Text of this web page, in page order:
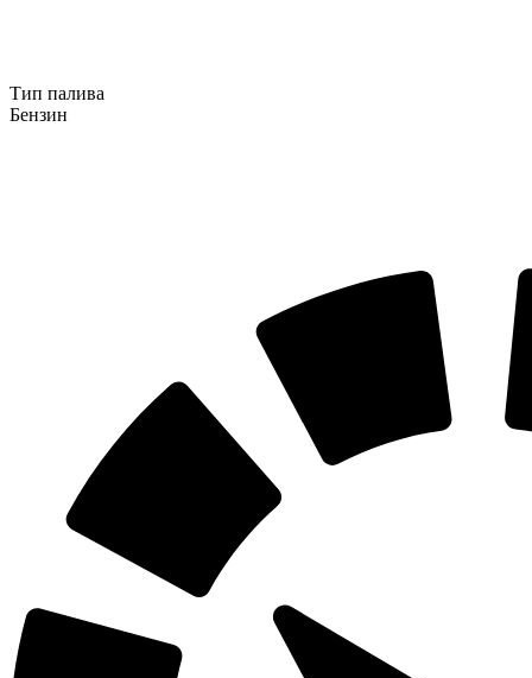
Тип палива
Бензин